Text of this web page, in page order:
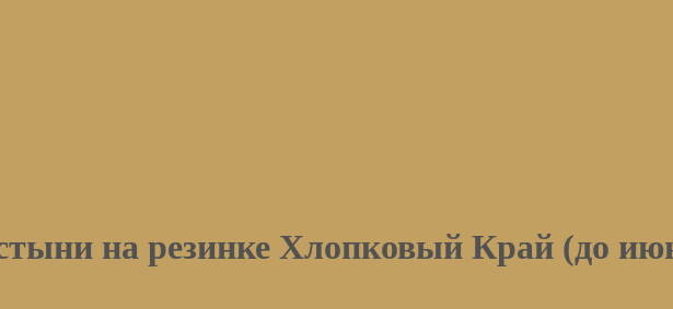
на резинке Хлопковый Край (до